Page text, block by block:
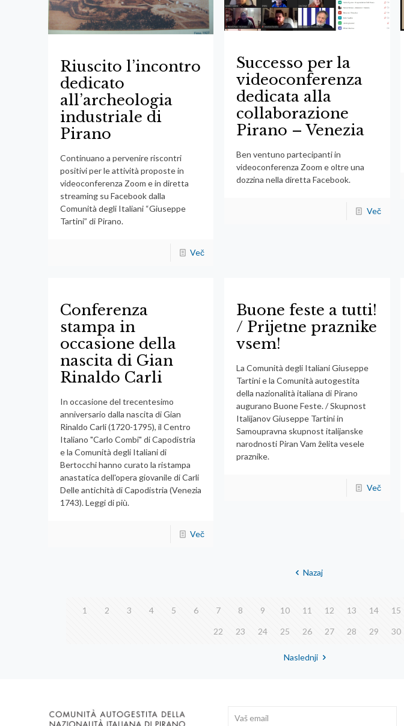
Riuscito l’incontro
dedicato
all’archeologia
industriale di
Pirano
Continuano a pervenire riscontri
positivi per le attività proposte in
videoconferenza Zoom e in diretta
streaming su Facebook dalla
Comunità degli Italiani “Giuseppe
Tartini” di Pirano.
Več
Successo per la
videoconferenza
dedicata alla
collaborazione
Pirano – Venezia
Ben ventuno partecipanti in
videoconferenza Zoom e oltre una
dozzina nella diretta Facebook.
Več
Conferenza
stampa in
occasione della
nascita di Gian
Rinaldo Carli
In occasione del trecentesimo
anniversario dalla nascita di Gian
Rinaldo Carli (1720-1795), il Centro
Italiano "Carlo Combi" di Capodistria
e la Comunità degli Italiani di
Bertocchi hanno curato la ristampa
anastatica dell'opera giovanile di Carli
Delle antichità di Capodistria (Venezia
1743). Leggi di più.
Več
Buone feste a tutti!
/ Prijetne praznike
vsem!
La Comunità degli Italiani Giuseppe
Tartini e la Comunità autogestita
della nazionalità italiana di Pirano
augurano Buone Feste. / Skupnost
Italijanov Giuseppe Tartini in
Samoupravna skupnost italijanske
narodnosti Piran Vam želita vesele
praznike.
Več
Nazaj
1 2 3 4 5 6 7 8 9 10 11 12 13 14 15
22 23 24 25 26 27 28 29 30
Naslednji